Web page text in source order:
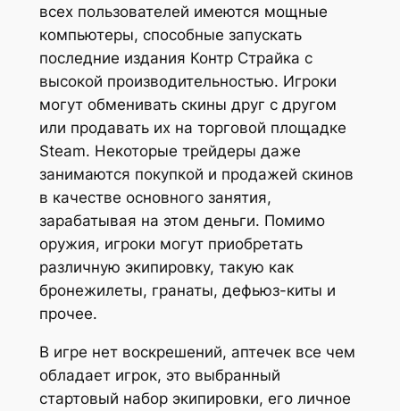
всех пользователей имеются мощные
компьютеры, способные запускать
последние издания Контр Страйка с
высокой производительностью. Игроки
могут обменивать скины друг с другом
или продавать их на торговой площадке
Steam. Некоторые трейдеры даже
занимаются покупкой и продажей скинов
в качестве основного занятия,
зарабатывая на этом деньги. Помимо
оружия, игроки могут приобретать
различную экипировку, такую как
бронежилеты, гранаты, дефьюз-киты и
прочее.
В игре нет воскрешений, аптечек все чем
обладает игрок, это выбранный
стартовый набор экипировки, его личное